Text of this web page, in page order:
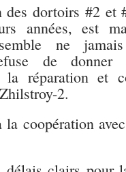
des dortoirs #2 et
années, est
ne
de donner
la réparation et
2.
coopération